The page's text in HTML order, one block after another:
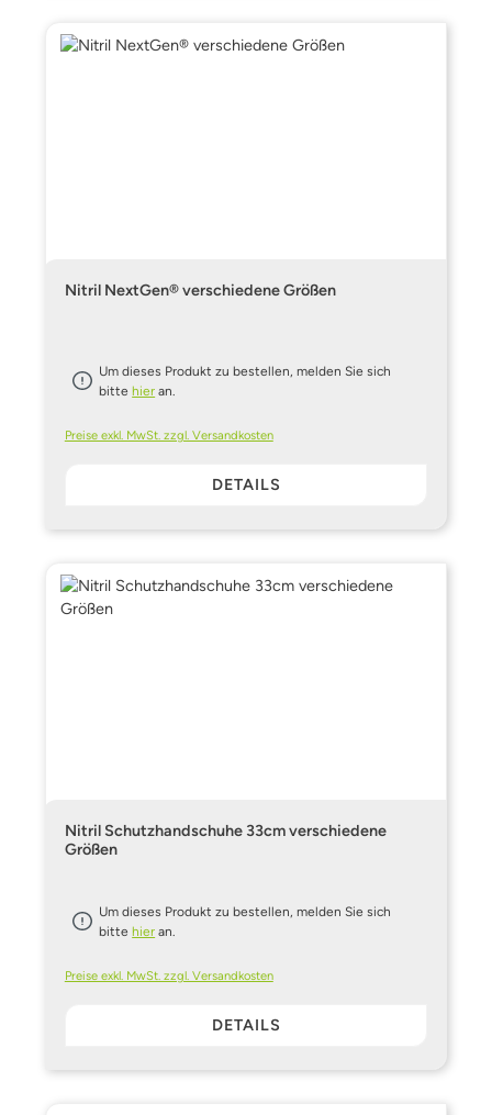
Nitril NextGen® verschiedene Größen
Um dieses Produkt zu bestellen, melden Sie sich
bittehier an.
Preise exkl. MwSt. zzgl. Versandkosten
DETAILS
Nitril Schutzhandschuhe 33cm verschiedene
Größen
Um dieses Produkt zu bestellen, melden Sie sich
bittehier an.
Preise exkl. MwSt. zzgl. Versandkosten
DETAILS